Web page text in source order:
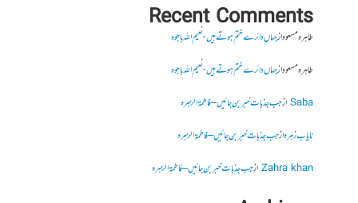
Recent Comments
طاہرہ مسعودازجہاں دائرے ختم ہوتے ہیں- نعیم اللہ باجوہ
طاہرہ مسعودازجہاں دائرے ختم ہوتے ہیں- نعیم اللہ باجوہ
Sabaازجب جذبات خبر بن جائیں – فاطمۃالزہرہ
نایاب زہرہازجب جذبات خبر بن جائیں – فاطمۃالزہرہ
Zahra khanازجب جذبات خبر بن جائیں – فاطمۃالزہرہ